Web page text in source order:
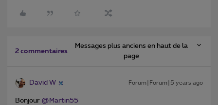
2 commentaires
Messages plus anciens en haut de la
page
David W Forum|Forum|5 years ago
Bonjour @Martin55